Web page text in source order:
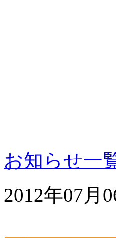
お知らせ一
2012年07月